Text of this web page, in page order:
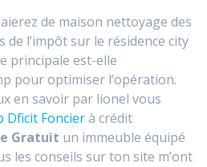
de maison nettoyage des
l’impôt sur le résidence city
principale est-elle
pour optimiser l’opération.
en savoir par lionel vous
Dficit Foncierà crédit
Gratuit un immeuble équipé
les conseils sur ton site m’ont